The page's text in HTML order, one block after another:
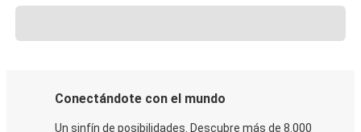
Conectándote con el mundo
Un sinfín de posibilidades. Descubre más de 8.000